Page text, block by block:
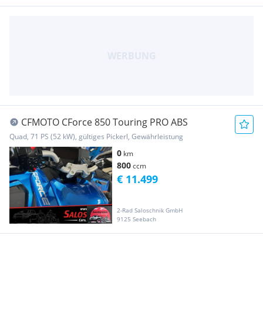
CFMOTO CForce 850 Touring PRO ABS
Quad, 71 PS (52 kW), gültiges Pickerl, Gewährleistung
0 km
800ccm
2-Rad Saloschnik GmbH
9125 Seebach
€ 11.499